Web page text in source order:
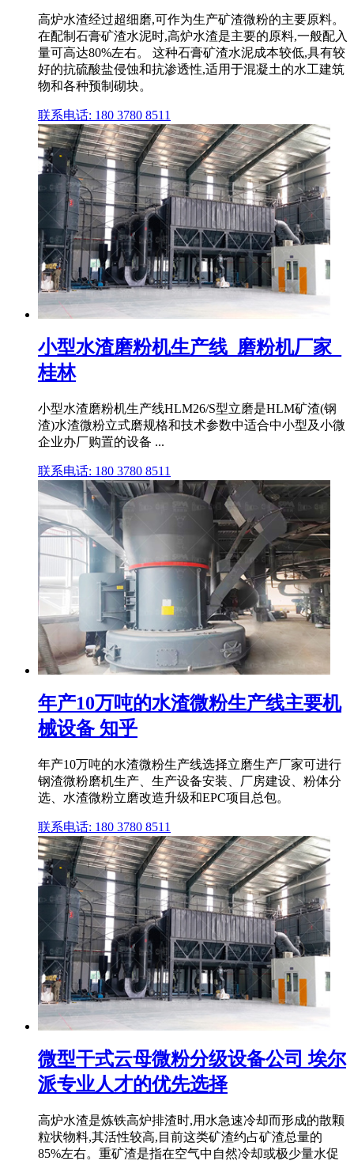
高炉水渣经过超细磨,可作为生产矿渣微粉的主要原料。
在配制石膏矿渣水泥时,高炉水渣是主要的原料,一般配入
量可高达80%左右。 这种石膏矿渣水泥成本较低,具有较
好的抗硫酸盐侵蚀和抗渗透性,适用于混凝土的水工建筑
物和各种预制砌块。
联系电话: 180 3780 8511
小型水渣磨粉机生产线_磨粉机厂家_
桂林
小型水渣磨粉机生产线HLM26/S型立磨是HLM矿渣(钢
渣)水渣微粉立式磨规格和技术参数中适合中小型及小微
企业办厂购置的设备 ...
联系电话: 180 3780 8511
年产10万吨的水渣微粉生产线主要机
械设备 知乎
年产10万吨的水渣微粉生产线选择立磨生产厂家可进行
钢渣微粉磨机生产、生产设备安装、厂房建设、粉体分
选、水渣微粉立磨改造升级和EPC项目总包。
联系电话: 180 3780 8511
微型干式云母微粉分级设备公司 埃尔
派专业人才的优先选择
高炉水渣是炼铁高炉排渣时,用水急速冷却而形成的散颗
粒状物料,其活性较高,目前这类矿渣约占矿渣总量的
85%左右。重矿渣是指在空气中自然冷却或极少量水促